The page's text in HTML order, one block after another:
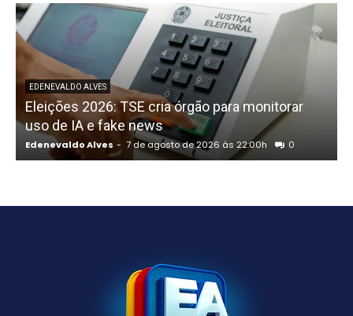
EDENEVALDO ALVES
Eleições 2026: TSE cria órgão para monitorar
uso de IA e fake news
Edenevaldo Alves - 7 de agosto de 2026 às 22:00h 0